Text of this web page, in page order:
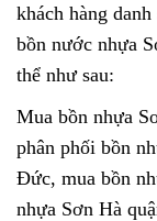
khách hàng
bồn nước nhựa
thể như sau:
Mua bồn nhựa
phân phối bồn
Đức, mua bồn
nhựa Sơn Hà